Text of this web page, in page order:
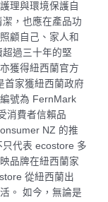
理與環境保護自
，也應在產品功
顧自己、家人和
過三十年的堅
獲得紐西蘭官方
首家獲紐西蘭政府
號為 FernMark
消費者信賴品
NZ 的推
代表 ecostore 多
品牌在紐西蘭家
從紐西蘭出
。 如今，無論是